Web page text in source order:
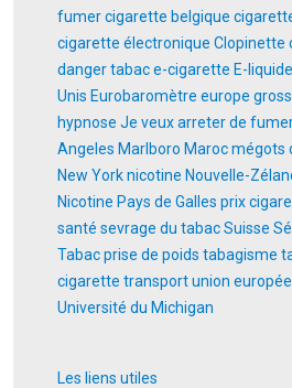
fumercigarette belgique
cigarette électronique Clopinette
danger tabace-cigarette E-
Unis Eurobaromètre europe
hypnose Je veux arreter de
Angeles Marlboro Marocmégots
New Yorknicotine Nouvelle-
Nicotine Pays de Galles prix
santé sevrage du tabacSuisse
Tabac prise de poids tabagisme
cigarette transportunion
Université du Michigan
Les liens utiles